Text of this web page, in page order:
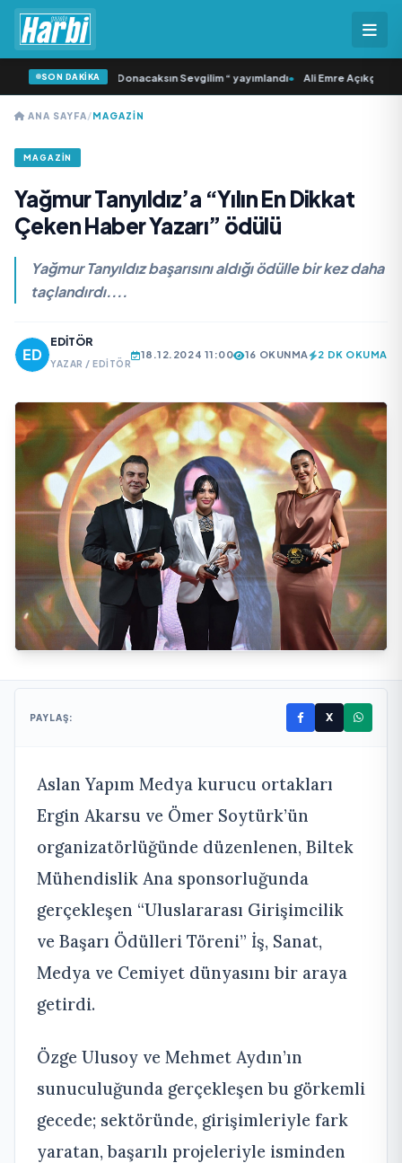
SON DAKİKA
‘dan İkinci Tekli “Donacaksın Sevgilim “ yayımlandı• Ali Emre Açıkgöz
ANA SAYFA/MAGAZİN
MAGAZİN
Yağmur Tanyıldız’a “Yılın En Dikkat
Çeken Haber Yazarı” ödülü
Yağmur Tanyıldız başarısını aldığı ödülle bir kez daha
taçlandırdı....
EDITÖR
YAZAR / EDITÖR
18.12.2024 11:00 16 OKUNMA 2 DK OKUMA
PAYLAŞ: X
Aslan Yapım Medya kurucu ortakları
Ergin Akarsu ve Ömer Soytürk’ün
organizatörlüğünde düzenlenen, Biltek
Mühendislik Ana sponsorluğunda
gerçekleşen “Uluslararası Girişimcilik
ve Başarı Ödülleri Töreni” İş, Sanat,
Medya ve Cemiyet dünyasını bir araya
getirdi.
Özge Ulusoy ve Mehmet Aydın’ın
sunuculuğunda gerçekleşen bu görkemli
gecede; sektöründe, girişimleriyle fark
yaratan, başarılı projeleriyle isminden